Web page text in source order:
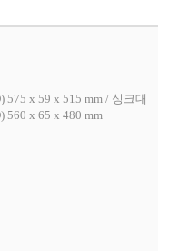
575 x 59 x 515 mm / 싱크대
560 x 65 x 480 mm